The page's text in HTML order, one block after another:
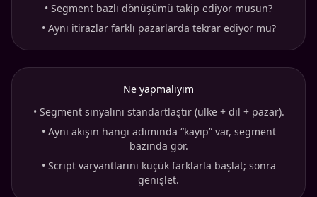
• Segment bazlı dönüşümü takip ediyor musun?
• Aynı itirazlar farklı pazarlarda tekrar ediyor mu?
Ne yapmalıyım
• Segment sinyalini standartlaştır (ülke + dil + pazar).
• Aynı akışın hangi adımında “kayıp” var, segment
bazında gör.
• Script varyantlarını küçük farklarla başlat; sonra
genişlet.